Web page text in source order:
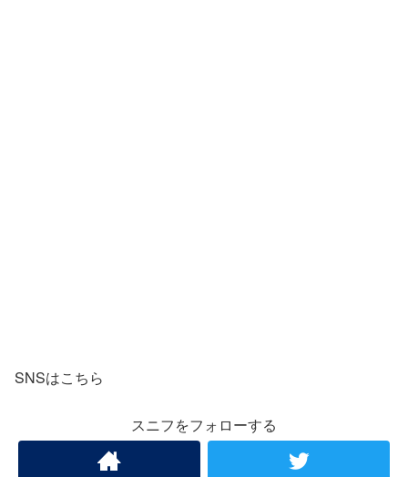
SNSはこちら
スニフをフォローする